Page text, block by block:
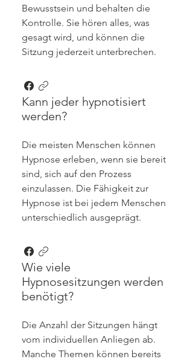
Bewusstsein und behalten die
Kontrolle. Sie hören alles, was
gesagt wird, und können die
Sitzung jederzeit unterbrechen.
Kann jeder hypnotisiert
werden?
Die meisten Menschen können
Hypnose erleben, wenn sie bereit
sind, sich auf den Prozess
einzulassen. Die Fähigkeit zur
Hypnose ist bei jedem Menschen
unterschiedlich ausgeprägt.
Wie viele
Hypnosesitzungen werden
benötigt?
Die Anzahl der Sitzungen hängt
vom individuellen Anliegen ab.
Manche Themen können bereits